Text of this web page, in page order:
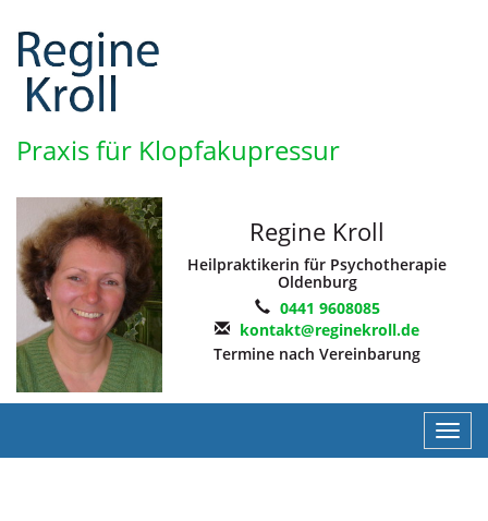
Praxis für Klopfakupressur
Regine Kroll
Heilpraktikerin für Psychotherapie
Oldenburg
0441 9608085
kontakt@reginekroll.de
Termine nach Vereinbarung
ein-/